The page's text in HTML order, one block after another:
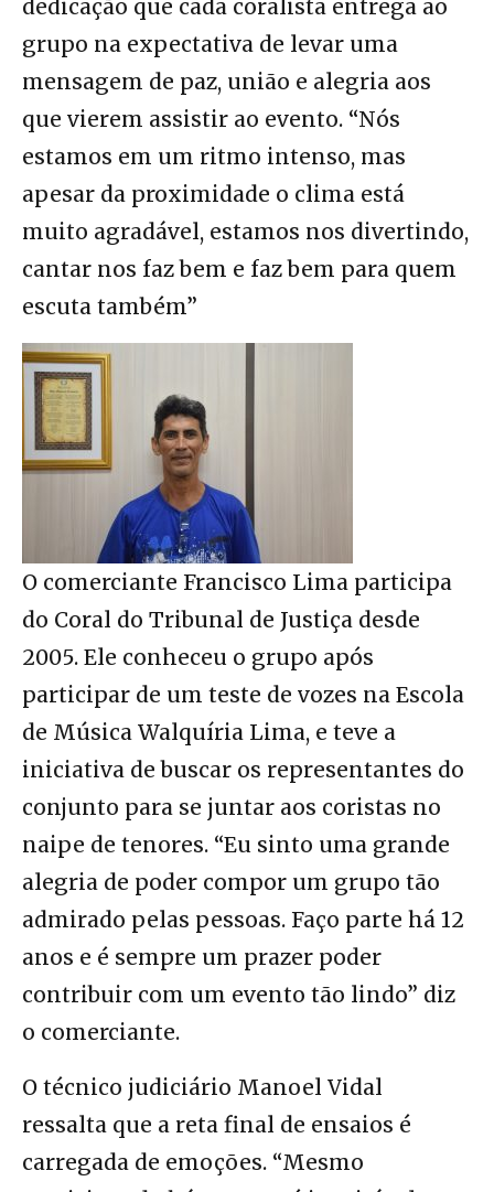
dedicação que cada coralista entrega ao
grupo na expectativa de levar uma
mensagem de paz, união e alegria aos
que vierem assistir ao evento. “Nós
estamos em um ritmo intenso, mas
apesar da proximidade o clima está
muito agradável, estamos nos divertindo,
cantar nos faz bem e faz bem para quem
escuta também”
O comerciante Francisco Lima participa
do Coral do Tribunal de Justiça desde
2005. Ele conheceu o grupo após
participar de um teste de vozes na Escola
de Música Walquíria Lima, e teve a
iniciativa de buscar os representantes do
conjunto para se juntar aos coristas no
naipe de tenores. “Eu sinto uma grande
alegria de poder compor um grupo tão
admirado pelas pessoas. Faço parte há 12
anos e é sempre um prazer poder
contribuir com um evento tão lindo” diz
o comerciante.
O técnico judiciário Manoel Vidal
ressalta que a reta final de ensaios é
carregada de emoções. “Mesmo